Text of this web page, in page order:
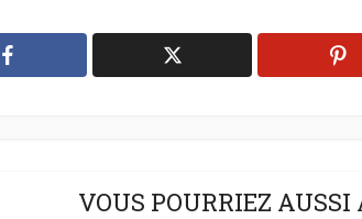
VOUS POURRIEZ